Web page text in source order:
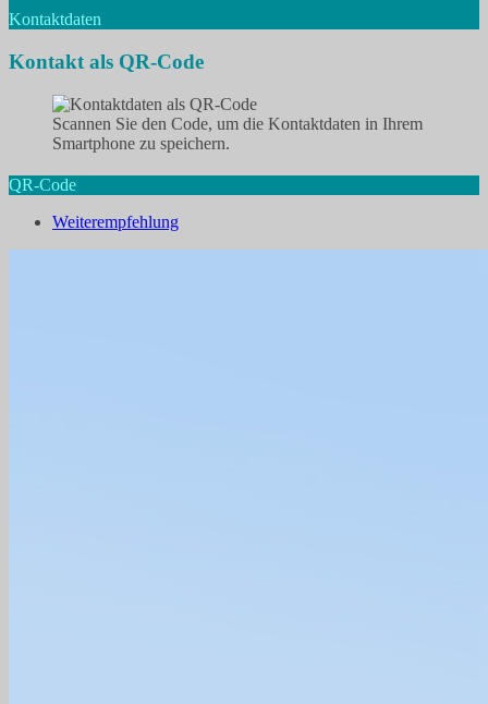
Kontaktdaten
Kontakt als QR-Code
Scannen Sie den Code, um die Kontaktdaten in Ihrem
Smartphone zu speichern.
QR-Code
Weiterempfehlung